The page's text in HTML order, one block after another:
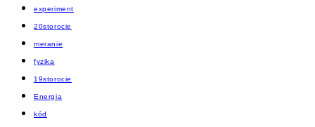
experiment
20storocie
meranie
fyzika
19storocie
Energia
kód